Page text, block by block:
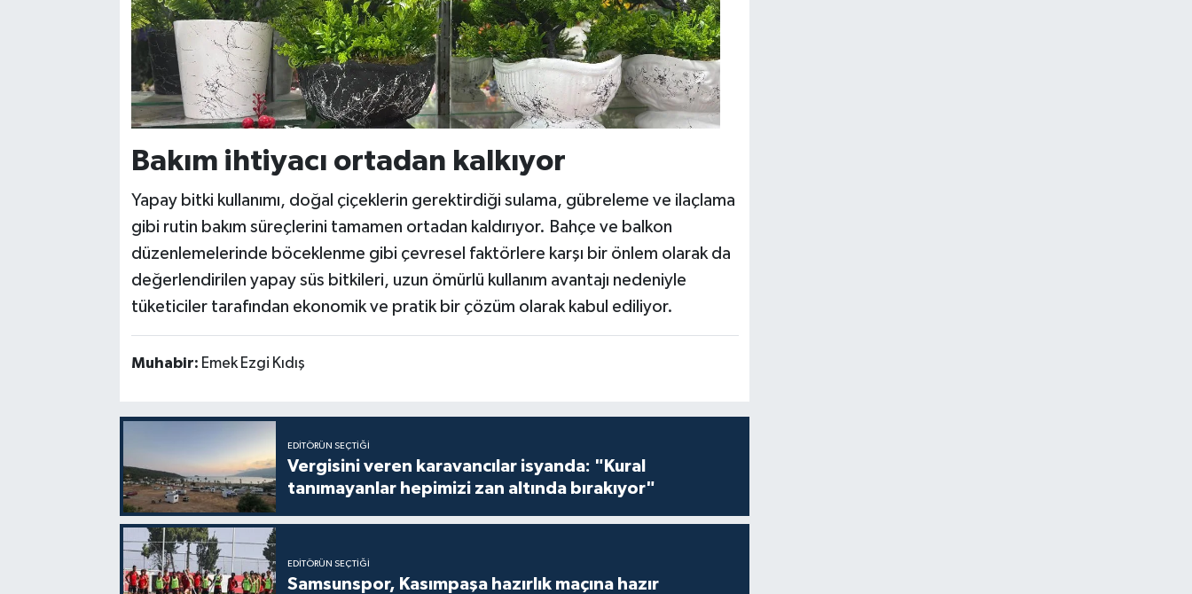
Bakım ihtiyacı ortadan kalkıyor
Yapay bitki kullanımı, doğal çiçeklerin gerektirdiği sulama, gübreleme ve ilaçlama
gibi rutin bakım süreçlerini tamamen ortadan kaldırıyor. Bahçe ve balkon
düzenlemelerinde böceklenme gibi çevresel faktörlere karşı bir önlem olarak da
değerlendirilen yapay süs bitkileri, uzun ömürlü kullanım avantajı nedeniyle
tüketiciler tarafından ekonomik ve pratik bir çözüm olarak kabul ediliyor.
Muhabir: Emek Ezgi Kıdış
EDITÖRÜN SEÇTIĞI
Vergisini veren karavancılar isyanda: "Kural
tanımayanlar hepimizi zan altında bırakıyor"
EDITÖRÜN SEÇTIĞI
Samsunspor, Kasımpaşa hazırlık maçına hazır